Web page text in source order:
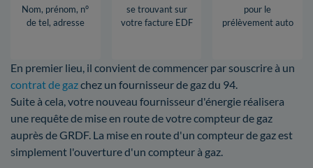
Nom, prénom, n°
de tel, adresse
se trouvant sur
votre facture EDF
pour le
prélèvement auto
En premier lieu, il convient de commencer par souscrire à un
contrat de gazchez un fournisseur de gaz du 94.
Suite à cela, votre nouveau fournisseur d'énergie réalisera
une requête de mise en route de votre compteur de gaz
auprès de GRDF. La mise en route d'un compteur de gaz est
simplement l'ouverture d'un compteur à gaz.